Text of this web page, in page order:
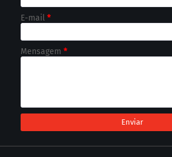
E-mail *
Mensagem *